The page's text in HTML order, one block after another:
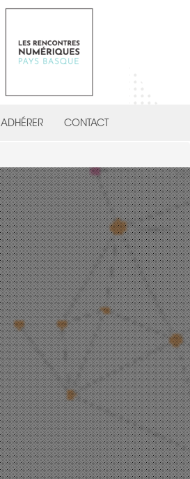
ADHÉRER CONTACT